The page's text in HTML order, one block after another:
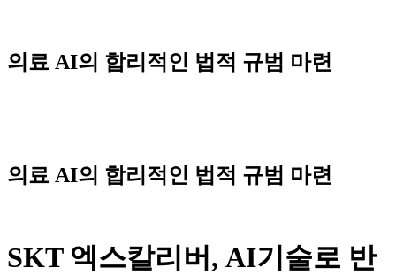
content
의료 AI의 합리적인 법적 규범 마련
의료 AI의 합리적인 법적 규범 마련
SKT 엑스칼리버, AI기술로 반